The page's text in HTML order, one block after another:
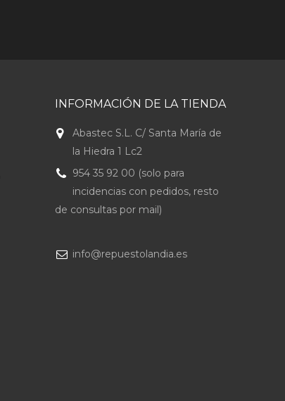
INFORMACIÓN DE LA TIENDA
Abastec S.L. C/ Santa María de
la Hiedra 1 Lc2
954 35 92 00 (solo para
incidencias con pedidos, resto
de consultas por mail)
info@repuestolandia.es